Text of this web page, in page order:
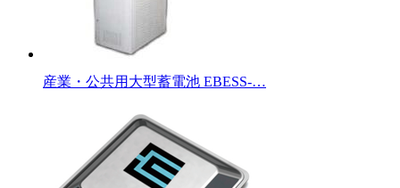
産業・公共用大型蓄電池 EBESS-…